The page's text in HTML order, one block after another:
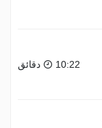
10:22 دقائق